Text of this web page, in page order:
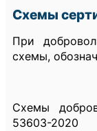
Схемы
При
схемы,
Схемы
53603-